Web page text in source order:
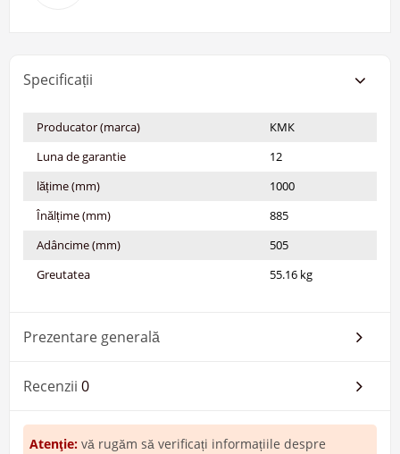
Specificații
Producator (marca)
КМК
Luna de garantie
12
lățime (mm)
1000
Înălțime (mm)
885
Adâncime (mm)
505
Greutatea
55.16 kg
Prezentare generală
Recenzii 0
Atenţie: vă rugăm să verificați informațiile despre